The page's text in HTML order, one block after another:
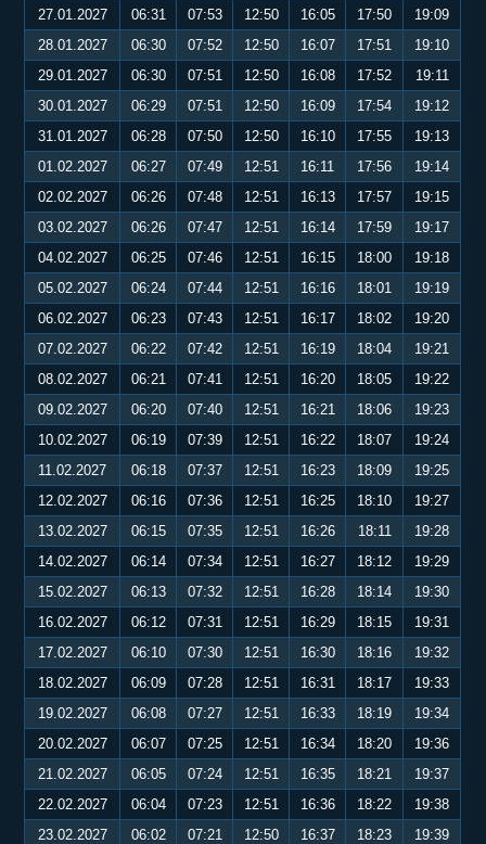
27.01.2027
06:31 07:53 12:50 16:05 17:50
19:09
28.01.2027
06:30 07:52 12:50 16:07 17:51
19:10
29.01.2027
06:30 07:51 12:50 16:08 17:52
19:11
30.01.2027
06:29 07:51 12:50 16:09 17:54
19:12
31.01.2027
06:28 07:50 12:50 16:10 17:55
19:13
01.02.2027
06:27 07:49 12:51 16:11 17:56
19:14
02.02.2027
06:26 07:48 12:51 16:13 17:57
19:15
03.02.2027
06:26 07:47 12:51 16:14 17:59
19:17
04.02.2027
06:25 07:46 12:51 16:15 18:00
19:18
05.02.2027
06:24 07:44 12:51 16:16 18:01
19:19
06.02.2027
06:23 07:43 12:51 16:17 18:02
19:20
07.02.2027
06:22 07:42 12:51 16:19 18:04
19:21
08.02.2027
06:21 07:41 12:51 16:20 18:05
19:22
09.02.2027
06:20 07:40 12:51 16:21 18:06
19:23
10.02.2027
06:19 07:39 12:51 16:22 18:07
19:24
11.02.2027
06:18 07:37 12:51 16:23 18:09
19:25
12.02.2027
06:16 07:36 12:51 16:25 18:10
19:27
13.02.2027
06:15 07:35 12:51 16:26 18:11
19:28
14.02.2027
06:14 07:34 12:51 16:27 18:12
19:29
15.02.2027
06:13 07:32 12:51 16:28 18:14
19:30
16.02.2027
06:12 07:31 12:51 16:29 18:15
19:31
17.02.2027
06:10 07:30 12:51 16:30 18:16
19:32
18.02.2027
06:09 07:28 12:51 16:31 18:17
19:33
19.02.2027
06:08 07:27 12:51 16:33 18:19
19:34
20.02.2027
06:07 07:25 12:51 16:34 18:20
19:36
21.02.2027
06:05 07:24 12:51 16:35 18:21
19:37
22.02.2027
06:04 07:23 12:51 16:36 18:22
19:38
23.02.2027
06:02 07:21 12:50 16:37 18:23
19:39